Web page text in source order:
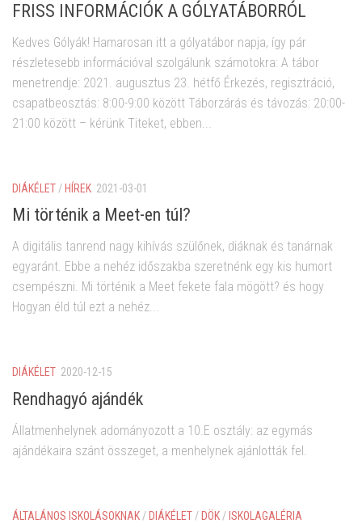
FRISS INFORMÁCIÓK A GÓLYATÁBORRÓL
Kedves Gólyák! Hamarosan itt a gólyatábor napja, így pár
részletesebb információval szolgálunk számotokra: A tábor
menetrendje: 2021. augusztus 23. hétfő Érkezés, regisztráció,
csapatbeosztás: 8:00-9:00 között Táborzárás és távozás: 20:00-
21:00 között – kérünk Titeket, ebben...
DIÁKÉLET/ HÍREK 2021-03-01
Mi történik a Meet-en túl?
A digitális tanrend nagy kihívás szülőnek, diáknak és tanárnak
egyaránt. Ebbe a nehéz időszakba szeretnénk egy kis humort
csempészni. Mi történik a Meet fekete fala mögött? és hogy
Hogyan éld túl ezt a nehéz...
DIÁKÉLET 2020-12-15
Rendhagyó ajándék
Állatmenhelynek adományozott a 10.E osztály: az egymás
ajándékaira szánt összeget, a menhelynek ajánlották fel.
ÁLTALÁNOS ISKOLÁSOKNAK /DIÁKÉLET /DÖK /ISKOLAGALÉRIA